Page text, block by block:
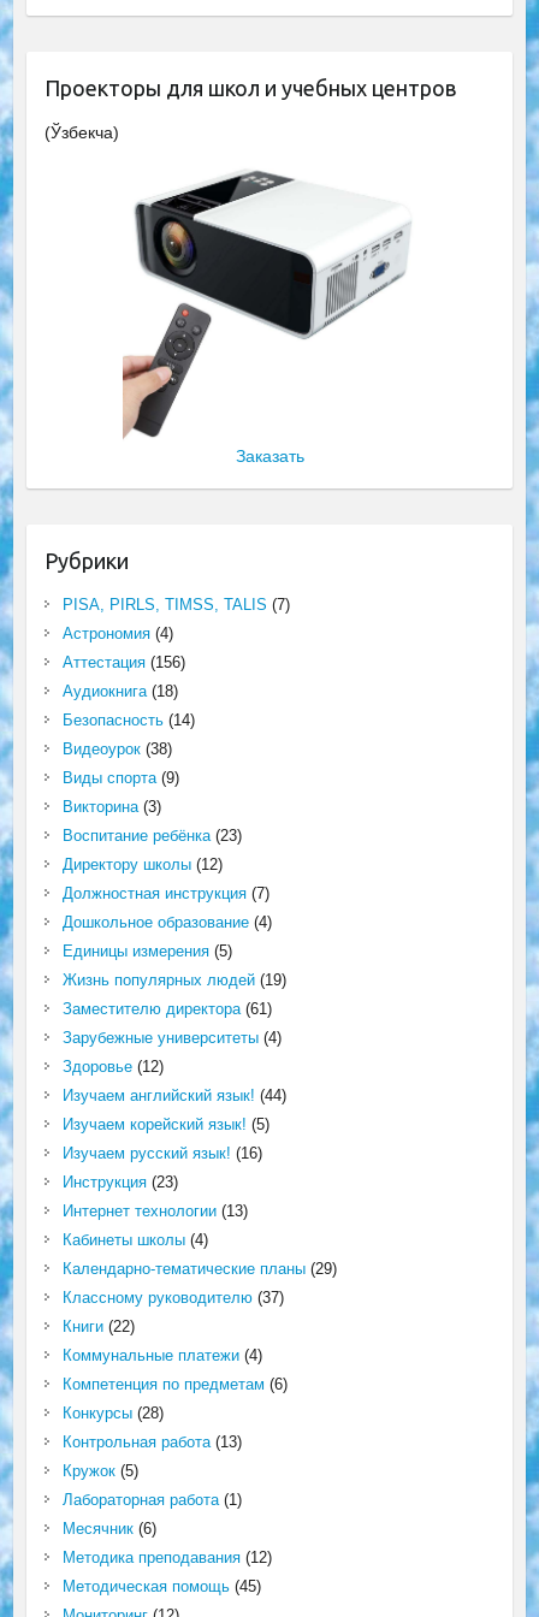
Проекторы для школ и учебных центров
(Ўзбекча)
Заказать
Рубрики
PISA, PIRLS, TIMSS, TALIS (7)
Астрономия(4)
Аттестация(156)
Аудиокнига(18)
Безопасность(14)
Видеоурок(38)
Виды спорта(9)
Викторина(3)
Воспитание ребёнка(23)
Директору школы(12)
Должностная инструкция(7)
Дошкольное образование(4)
Единицы измерения(5)
Жизнь популярных людей(19)
Заместителю директора(61)
Зарубежные университеты(4)
Здоровье(12)
Изучаем английский язык! (44)
Изучаем корейский язык! (5)
Изучаем русский язык! (16)
Инструкция(23)
Интернет технологии(13)
Кабинеты школы(4)
Календарно-тематические планы(29)
Классному руководителю(37)
Книги(22)
Коммунальные платежи(4)
Компетенция по предметам (6)
Конкурсы(28)
Контрольная работа(13)
Кружок(5)
Лабораторная работа(1)
Месячник(6)
Методика преподавания(12)
Методическая помощь(45)